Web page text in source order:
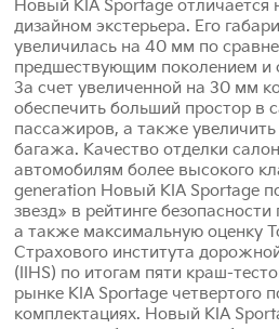
Новый KIA Sportage отличается
дизайном экстерьера. Его
увеличилась на 40 мм по
предшествующим поколением и
За счет увеличенной на 30 мм
обеспечить больший простор в
пассажиров, а также
багажа. Качество отделки
автомобилям более высокого
generation Новый KIA Sportage
звезд» в рейтинге
а также максимальную оценку
Страхового института
(IIHS) по итогам пяти краш-
рынке KIA Sportage четвертого
комплектациях. Новый KIA